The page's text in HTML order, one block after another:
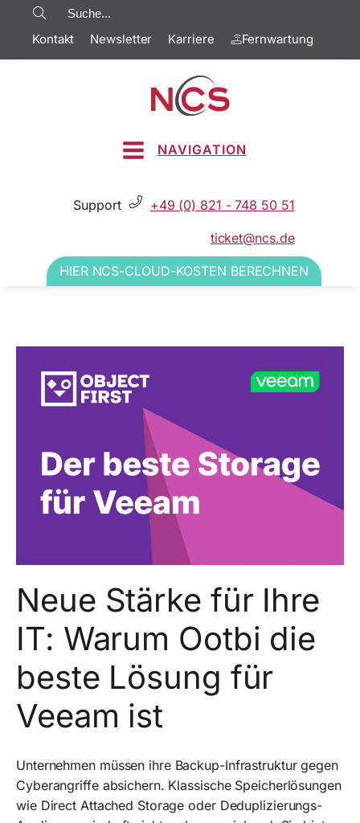
Kontakt Newsletter Karriere Fernwartung
NAVIGATION
Support +49 (0) 821 - 748 50 51
ticket@ncs.de
HIER NCS-CLOUD-KOSTEN BERECHNEN
Neue Stärke für Ihre
IT: Warum Ootbi die
beste Lösung für
Veeam ist
Unternehmen müssen ihre Backup-Infrastruktur gegen
Cyberangriffe absichern. Klassische Speicherlösungen
wie Direct Attached Storage oder Deduplizierungs-